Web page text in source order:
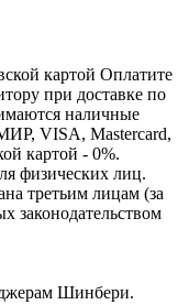
картой Оплатите
при доставке по
наличные
VISA, Mastercard,
картой - 0%.
физических лиц.
третьим лицам (за
законодательством
Шинбери.